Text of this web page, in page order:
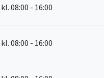
kl. 08:00 - 16:00
kl. 08:00 - 16:00